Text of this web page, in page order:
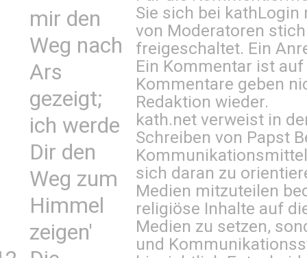
mir den
Weg nach
Ars
gezeigt;
ich werde
Dir den
Weg zum
Himmel
zeigen'
Sie sich bei kathLogin
von Moderatoren
freigeschaltet. Ein
Ein Kommentar ist
Kommentare geben
Redaktion wieder.
kath.net verweist in
Schreiben von Papst
sich daran zu
Medien mitzuteilen
religiöse Inhalte auf
Medien zu setzen,
und